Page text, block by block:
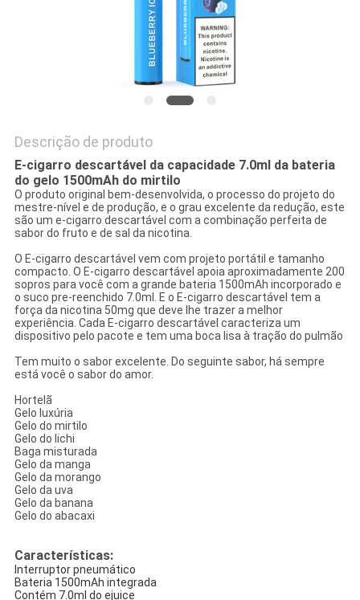
Descrição de produto
E-cigarro descartável da capacidade 7.0ml da bateria
do gelo 1500mAh do mirtilo
O produto original bem-desenvolvida, o processo do projeto do
mestre-nível e de produção, e o grau excelente da redução, este
são um e-cigarro descartável com a combinação perfeita de
sabor do fruto e de sal da nicotina.
O E-cigarro descartável vem com projeto portátil e tamanho
compacto. O E-cigarro descartável apoia aproximadamente 200
sopros para você com a grande bateria 1500mAh incorporado e
o suco pre-reenchido 7.0ml. E o E-cigarro descartável tem a
força da nicotina 50mg que deve lhe trazer a melhor
experiência. Cada E-cigarro descartável caracteriza um
dispositivo pelo pacote e tem uma boca lisa à tração do pulmão
Tem muito o sabor excelente. Do seguinte sabor, há sempre
está você o sabor do amor.
Hortelã
Gelo luxúria
Gelo do mirtilo
Gelo do lichi
Baga misturada
Gelo da manga
Gelo da morango
Gelo da uva
Gelo da banana
Gelo do abacaxi
Características:
Interruptor pneumático
Bateria 1500mAh integrada
Contém 7.0ml do ejuice